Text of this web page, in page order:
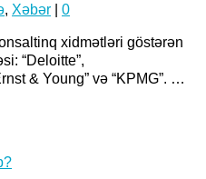
, Xəbər 0
xidmətləri göstərən
“Deloitte”,
& Young” və “KPMG”. …